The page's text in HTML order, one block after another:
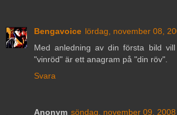
Bengavoice lördag, november 08,
Med anledning av din första bild
"vinröd" är ett anagram på "din röv".
Svara
Anonym söndag, november 09, 2008